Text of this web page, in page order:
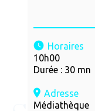
Horaires
10h00
Durée : 30 mn
Adresse
Médiathèque